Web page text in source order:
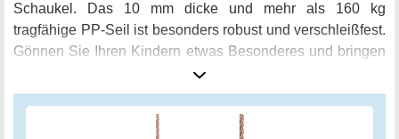
Schaukel. Das 10 mm dicke und mehr als 160 kg
tragfähige PP-Seil ist besonders robust und verschleißfest.
Gönnen Sie Ihren Kindern etwas Besonderes und bringen
Sie Schwung in den Alltag - mit der Pellor Multifunktions-
Kinderholz Trapeze Schaukel.